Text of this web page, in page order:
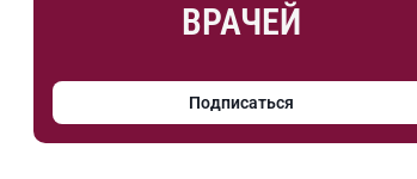
ВРАЧЕЙ
Подписаться